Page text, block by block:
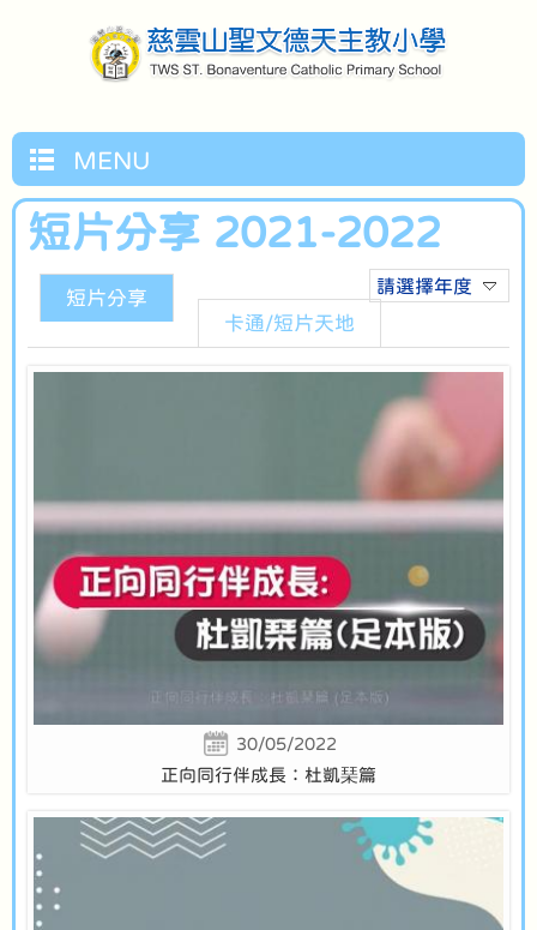
MENU
短片分享 2021-2022
請選擇年度
短片分享
卡通/短片天地
30/05/2022
正向同行伴成長：杜凱琹篇